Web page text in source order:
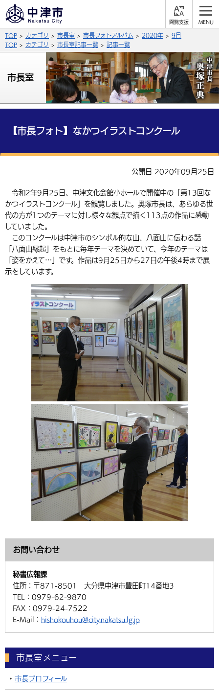
支
背景色
青 白
文字の大きさ
拡大 標準 縮小
言語を選択
英語（English） 中国語（簡体字）
中国語（繁体字） 韓国語（한국어）
組織案内
公式SNS
X (Twitter) YouTube
サイト内検索
総合メニュー
保険・年金
福祉・介護 健康・予防
住宅・インフラ
環境・衛生
選挙 外国人の方向け情報
入札・契約 産業・雇用
農林水産業 税金
都市整備
子育て・教育
施設情報 子どもを預ける
相談・支援・情報 計画・施策
観光・移住
スポットを探す
遊ぶ・体験する グルメ・食べる
買う・おみやげ
移住・定住
市政情報
中津市について 市役所の紹介
地方創生・地域活性化
行政・計画
TOP カテゴリ 市長室 市長フォトアルバム 2020年
9月
TOP
カテゴリ 市長室記事一覧 記事一覧
市長室
【市長フォト】なかつイラストコンクール
公開日 2020年09月25日
令和2年9月25日、中津文化会館小ホールで開催中の「第13回な
かつイラストコンクール」を観覧しました。奥塚市長は、あらゆる世
代の方が1つのテーマに対し様々な観点で描く113点の作品に感動
していました。
このコンクールは中津市のシンボル的な山、八面山に伝わる話
「八面山縁起」をもとに毎年テーマを決めていて、今年のテーマは
「姿をかえて…」です。作品は9月25日から27日の午後4時まで展
示をしています。
お問い合わせ
秘書広報課
住所： 〒871-8501 大分県中津市豊田町14番地3
TEL： 0979-62-9870
FAX： 0979-24-7522
E-Mail： hishokouhou@city.nakatsu.lg.jp
市長室メニュー
市長プロフィール